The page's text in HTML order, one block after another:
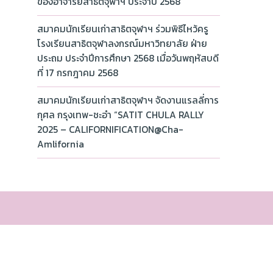
สมาคมนักเรียนเก่าสาธิตจุฬาฯ ร่วมพิธีไหว้ครู
โรงเรียนสาธิตจุฬาลงกรณ์มหาวิทยาลัย ฝ่าย
ประถม ประจำปีการศึกษา 2568 เมื่อวันพฤหัสบดี
ที่ 17 กรกฎาคม 2568
สมาคมนักเรียนเก่าสาธิตจุฬาฯ จัดงานแรลลี่การ
กุศล กรุงเทพ-ชะอำ “SATIT CHULA RALLY
2025 – CALIFORNIFICATION@Cha-
Amlifornia